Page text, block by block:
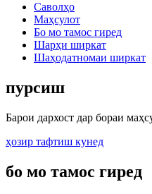
Саволҳо
Маҳсулот
Бо мо тамос гиред
Шарҳи ширкат
Шаҳодатномаи ширкат
пурсиш
Барои дархост дар бораи
ҳозир тафтиш кунед
бо мо тамос гиред